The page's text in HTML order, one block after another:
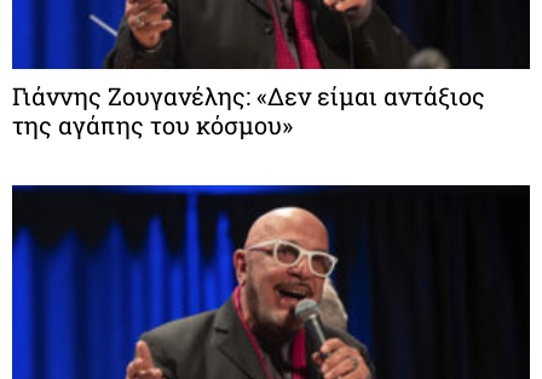
Γιάννης Ζουγανέλης: «Δεν είμαι αντάξιος
της αγάπης του κόσμου»